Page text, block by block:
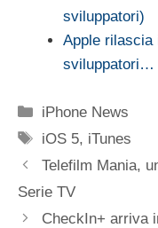
sviluppatori)
Apple rilascia
sviluppatori…
Categorie
iPhone News
Tag
iOS 5, iTunes
Telefilm Mania,
Serie TV
CheckIn+ arriva